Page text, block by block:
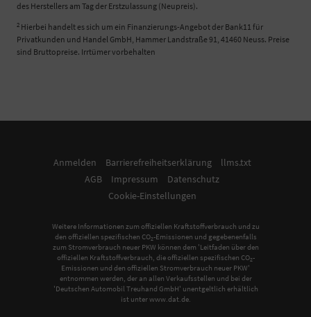
des Herstellers am Tag der Erstzulassung (Neupreis).
2 Hierbei handelt es sich um ein Finanzierungs-Angebot der Bank11 für
Privatkunden und Handel GmbH, Hammer Landstraße 91, 41460 Neuss. Preise
sind Bruttopreise. Irrtümer vorbehalten
Anmelden Barrierefreiheitserklärung
llms.txt
AGB
Impressum
Datenschutz
Cookie-Einstellungen
Weitere Informationen zum offiziellen Kraftstoffverbrauch und zu
den offiziellen spezifischen CO2-Emissionen und gegebenenfalls
zum Stromverbrauch neuer PKW können dem 'Leitfaden über den
offiziellen Kraftstoffverbrauch, die offiziellen spezifischen CO2-
Emissionen und den offiziellen Stromverbrauch neuer PKW'
entnommen werden, der an allen Verkaufsstellen und bei der
'Deutschen Automobil Treuhand GmbH' unentgeltlich erhältlich
ist unter www.dat.de.